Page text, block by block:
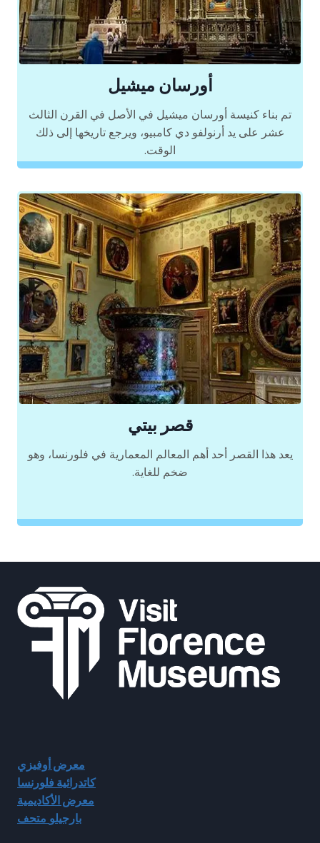
أورسان ميشيل
تم بناء كنيسة أورسان ميشيل في الأصل في القرن الثالث
عشر على يد أرنولفو دي كامبيو، ويرجع تاريخها إلى ذلك
الوقت.
قصر بيتي
يعد هذا القصر أحد أهم المعالم المعمارية في فلورنسا، وهو
ضخم للغاية.
معرض أوفيزي
كاتدرائية فلورنسا
معرض الأكاديمية
بارجيلو متحف